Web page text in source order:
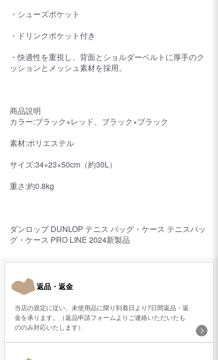
・シューズポケット
・ドリンクポケット付き
・快適性を重視し、背面とショルダーベルトに厚手のク
ッションとメッシュ素材を採用。
商品説明
カラー:ブラック×レッド、ブラック×ブラック
素材:ポリエステル
サイズ:34×23×50cm（約30L）
重さ:約0.8kg
ダンロップ DUNLOP テニス バッグ・ケース テニスバッ
グ・ケース PRO LINE 2024新製品
返品・返金
当店の規定に従い、未使用品に限り到着日より7日間返品・返
金を承ります。（返品申請フォームよりご連絡いただいたも
ののみ対応いたします）